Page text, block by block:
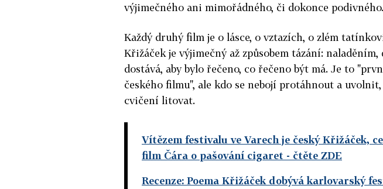
výjimečného ani mimořádného, či dokonce podivného.
Každý druhý film je o lásce, o vztazích, o zlém
Křižáček je výjimečný až způsobem tázání: naladěním,
dostává, aby bylo řečeno, co řečeno být má. Je to
českého filmu", ale kdo se nebojí protáhnout a
cvičení litovat.
Vítězem festivalu ve Varech je český Křižáček,
film Čára o pašování cigaret - čtěte ZDE
Recenze: Poema Křižáček dobývá karlovarský